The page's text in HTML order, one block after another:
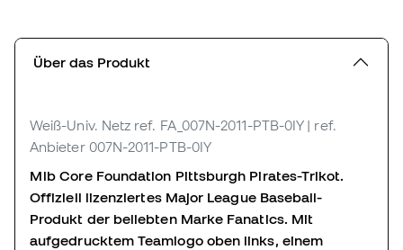
Über das Produkt
Weiß-Univ. Netz ref. FA_007N-2011-PTB-0IY | ref.
Anbieter 007N-2011-PTB-0IY
Mlb Core Foundation Pittsburgh Pirates-Trikot.
Offiziell lizenziertes Major League Baseball-
Produkt der beliebten Marke Fanatics. Mit
aufgedrucktem Teamlogo oben links, einem